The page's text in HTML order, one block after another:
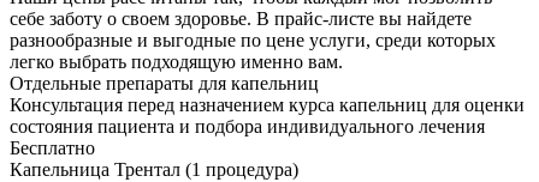
себе заботу о своем здоровье. В прайс-листе вы найдете
разнообразные и выгодные по цене услуги, среди которых
легко выбрать подходящую именно вам.
Отдельные препараты для капельниц
Консультация перед назначением курса капельниц для оценки
состояния пациента и подбора индивидуального лечения
Бесплатно
Капельница Трентал (1 процедура)